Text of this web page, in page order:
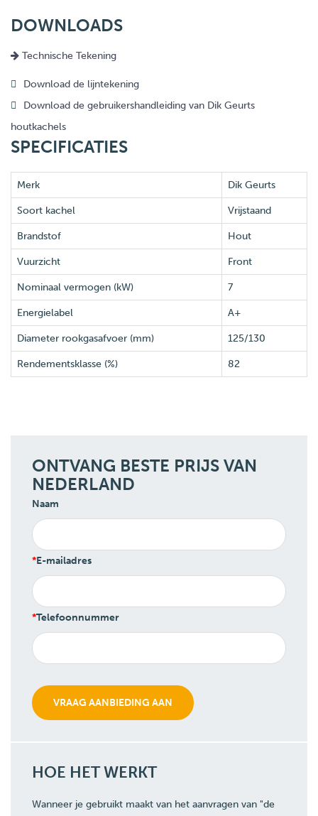
DOWNLOADS
Technische Tekening
Download de lijntekening
Download de gebruikershandleiding van Dik Geurts
houtkachels
SPECIFICATIES
Merk Dik Geurts
Soort kachel Vrijstaand
Brandstof Hout
Vuurzicht Front
Nominaal vermogen (kW) 7
Energielabel A+
Diameter rookgasafvoer (mm) 125/130
Rendementsklasse (%) 82
ONTVANG BESTE PRIJS VAN
NEDERLAND
Naam
E-mailadres
Telefoonnummer
HOE HET WERKT
Wanneer je gebruikt maakt van het aanvragen van "de